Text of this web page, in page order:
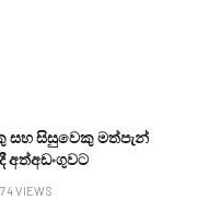
සහ සිසුවෙකු මත්පැන්
අත්අඩංගුවට
VIEWS